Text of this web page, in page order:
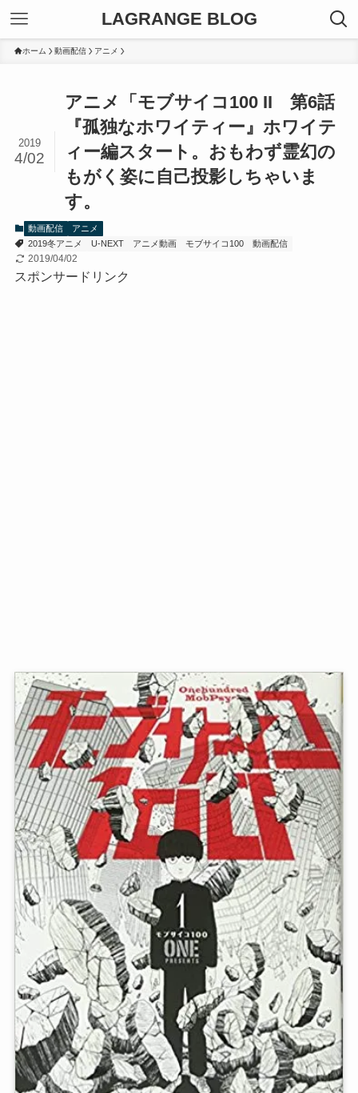
LAGRANGE BLOG
ホーム 動画配信 アニメ
アニメ「モブサイコ100 II 第6話
『孤独なホワイティー』ホワイテ
ィー編スタート。おもわず霊幻の
もがく姿に自己投影しちゃいま
す。
2019
4/02
動画配信
アニメ
2019冬アニメ
U-NEXT アニメ動画 モブサイコ100 動画配信
2019/04/02
スポンサードリンク